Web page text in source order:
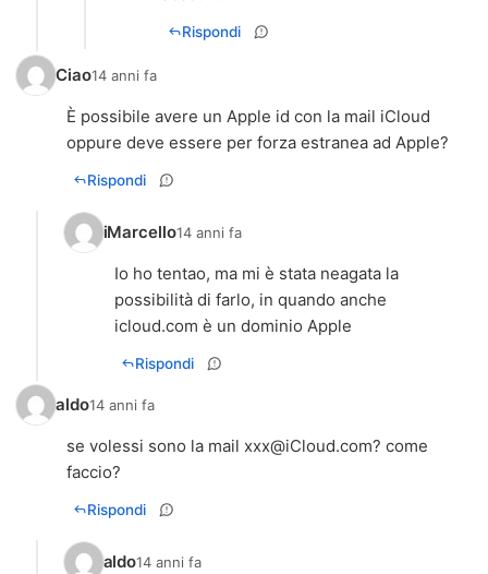
Rispondi
Ciao14 anni fa
È possibile avere un Apple id con la mail iCloud
oppure deve essere per forza estranea ad Apple?
Rispondi
iMarcello14 anni fa
Io ho tentao, ma mi è stata neagata la
possibilità di farlo, in quando anche
icloud.com è un dominio Apple
Rispondi
aldo14 anni fa
se volessi sono la mail xxx@iCloud.com? come
faccio?
Rispondi
aldo14 anni fa